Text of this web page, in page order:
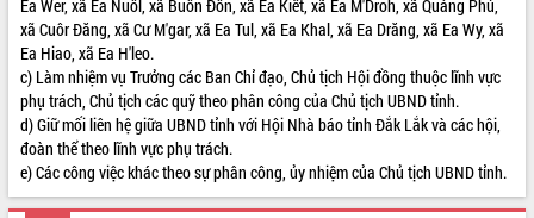
Thường trực HĐND tỉnh Đắk Lắk gặp
mặt Đoàn chuyên gia y tế TP. Hồ Chí
Minh
Lễ truy điệu và an táng hài cốt liệt sĩ
tại Nghĩa trang Liệt sĩ xã Sơn Hòa
Bàn giải pháp tháo gỡ khó khăn trong
xuất khẩu sầu riêng và triển khai quy
định EUDR
LIÊN KẾT WEB
THỐNG KÊ TRUY CẬP
Ea Wer, xã Ea Nuôl, xã Buôn Đôn, xã Ea Kiết, xã Ea M'Droh, xã Quảng Phú,
xã Cuôr Đăng, xã Cư M'gar, xã Ea Tul, xã Ea Khal, xã Ea Drăng, xã Ea Wy, xã
Ea Hiao, xã Ea H'leo.
c) Làm nhiệm vụ Trưởng các Ban Chỉ đạo, Chủ tịch Hội đồng thuộc lĩnh vực
phụ trách, Chủ tịch các quỹ theo phân công của Chủ tịch UBND tỉnh.
d) Giữ mối liên hệ giữa UBND tỉnh với Hội Nhà báo tỉnh Đắk Lắk và các hội,
đoàn thể theo lĩnh vực phụ trách.
e) Các công việc khác theo sự phân công, ủy nhiệm của Chủ tịch UBND tỉnh.